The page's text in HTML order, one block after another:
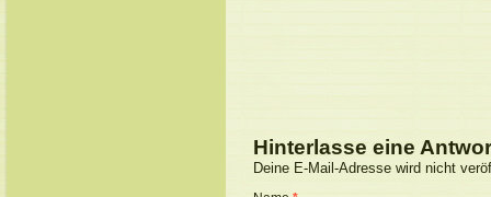
Hinterlasse eine
Deine E-Mail-Adresse wird nicht